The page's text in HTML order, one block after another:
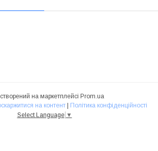
на маркетплейсі Prom.ua
на контент | Політика конфіденційності
Select Language ▼